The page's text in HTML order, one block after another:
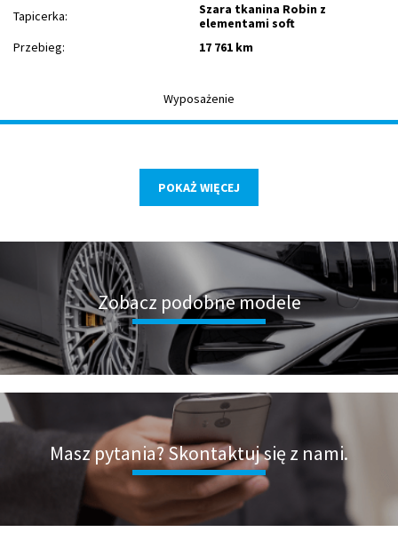
Tapicerka:
Szara tkanina Robin z
elementami soft
Przebieg:
17 761 km
Wyposażenie
POKAŻ WIĘCEJ
Zobacz podobne modele
Masz pytania? Skontaktuj się z nami.